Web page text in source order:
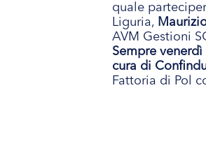
quale
Liguria,
AVM Gestioni
Sempre
cura di
Fattoria di Pol